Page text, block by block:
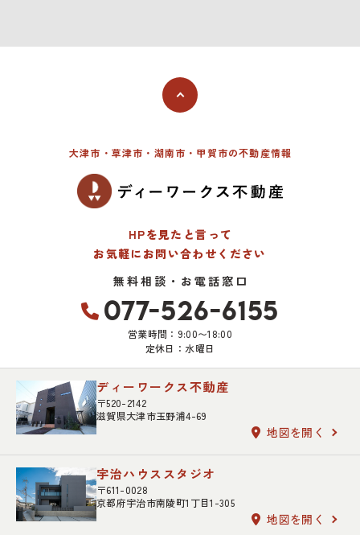
大津市・草津市・湖南市・甲賀市の不動産情報
HPを見たと言って
お気軽にお問い合わせください
無料相談・お電話窓口
077-526-6155
営業時間：9:00〜18:00
定休日：水曜日
ディーワークス不動産
〒520-2142
滋賀県大津市玉野浦4-69
地図を開く
宇治ハウススタジオ
〒611-0028
京都府宇治市南陵町1丁目1-305
地図を開く